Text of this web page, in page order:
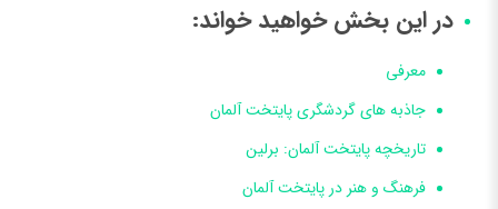
در این بخش خواهید خواند:
معرفی
جاذبه های گردشگری پایتخت آلمان
تاریخچه پایتخت آلمان: برلین
فرهنگ و هنر در پایتخت آلمان